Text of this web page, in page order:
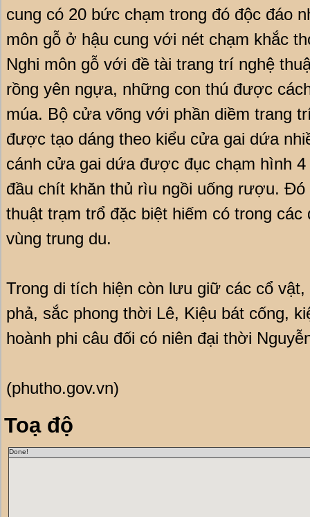
cung có 20 bức chạm trong đó độc đáo
môn gỗ ở hậu cung với nét chạm khắc
Nghi môn gỗ với đề tài trang trí nghệ
rồng yên ngựa, những con thú được
múa. Bộ cửa võng với phần diềm trang
được tạo dáng theo kiểu cửa gai dứa
cánh cửa gai dứa được đục chạm hình
đầu chít khăn thủ rìu ngồi uống rượu.
thuật trạm trổ đặc biệt hiếm có trong
vùng trung du.
Trong di tích hiện còn lưu giữ các cổ
phả, sắc phong thời Lê, Kiệu bát cống,
hoành phi câu đối có niên đại thời
(phutho.gov.vn)
Toạ độ
Done!